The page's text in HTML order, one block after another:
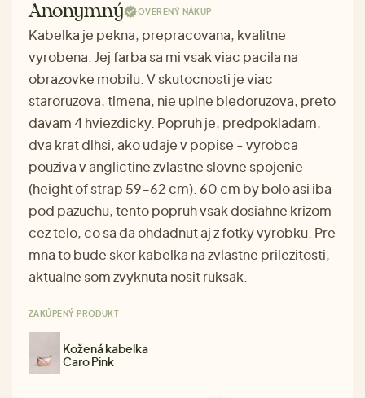
Anonymný OVERENÝ NÁKUP
Kabelka je pekna, prepracovana, kvalitne
vyrobena. Jej farba sa mi vsak viac pacila na
obrazovke mobilu. V skutocnosti je viac
staroruzova, tlmena, nie uplne bledoruzova, preto
davam 4 hviezdicky. Popruh je, predpokladam,
dva krat dlhsi, ako udaje v popise - vyrobca
pouziva v anglictine zvlastne slovne spojenie
(height of strap 59-62 cm). 60 cm by bolo asi iba
pod pazuchu, tento popruh vsak dosiahne krizom
cez telo, co sa da ohdadnut aj z fotky vyrobku. Pre
mna to bude skor kabelka na zvlastne prilezitosti,
aktualne som zvyknuta nosit ruksak.
ZAKÚPENÝ PRODUKT
Kožená kabelka
Caro Pink